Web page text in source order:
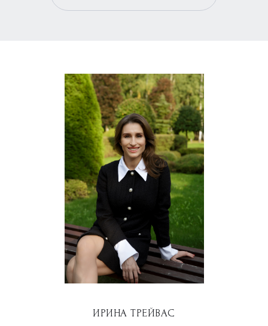
ИРИНА ТРЕЙВАС